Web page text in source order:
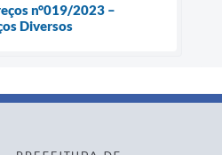
n°019/2023 –
Diversos